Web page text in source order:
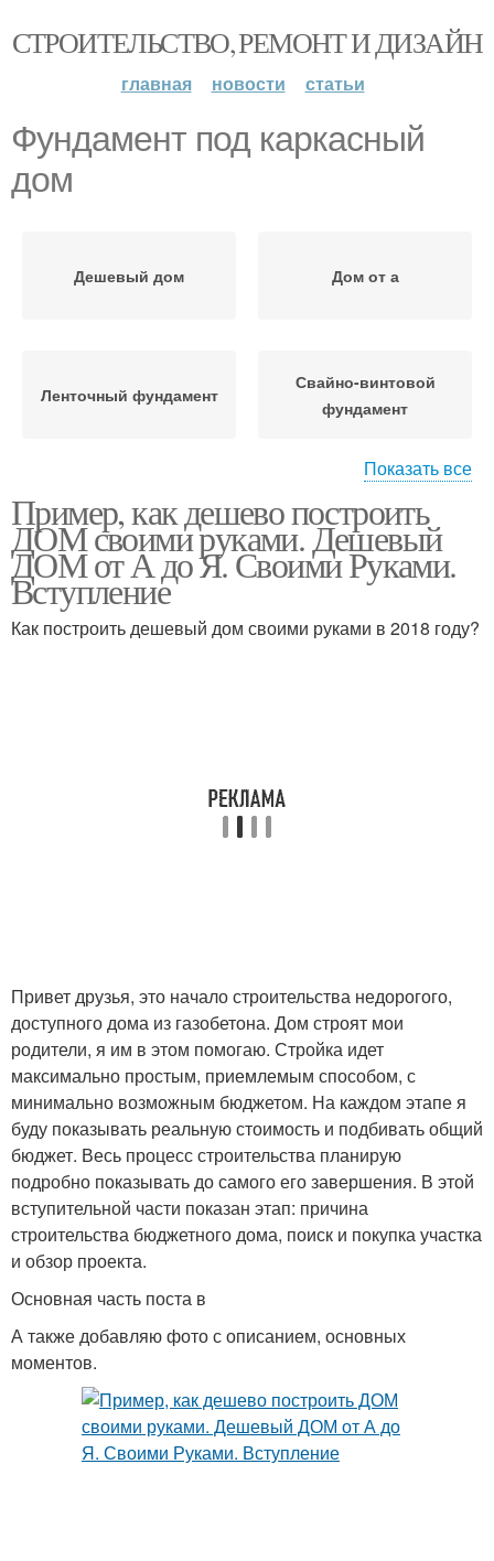
СТРОИТЕЛЬСТВО, РЕМОНТ И ДИЗАЙН
главная новости статьи
Фундамент под каркасный
дом
Дешевый дом Дом от а
Ленточный фундамент
Свайно-винтовой
фундамент
Столбчатый фундамент Плитный фундамент
Дом для постоянного
Каркасный дом
Показать все
Пример, как дешево построить
ДОМ своими руками. Дешевый
ДОМ от А до Я. Своими Руками.
Вступление
Как построить дешевый дом своими руками в 2018 году?
Привет друзья, это начало строительства недорогого,
доступного дома из газобетона. Дом строят мои
родители, я им в этом помогаю. Стройка идет
максимально простым, приемлемым способом, с
минимально возможным бюджетом. На каждом этапе я
буду показывать реальную стоимость и подбивать общий
бюджет. Весь процесс строительства планирую
подробно показывать до самого его завершения. В этой
вступительной части показан этап: причина
строительства бюджетного дома, поиск и покупка участка
и обзор проекта.
Основная часть поста в
А также добавляю фото с описанием, основных
моментов.